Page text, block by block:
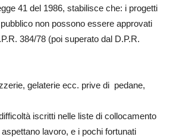
41 del 1986, stabilisce che: i progetti
non possono essere approvati
384/78 (poi superato dal D.P.R.
gelaterie ecc. prive di pedane,
iscritti nelle liste di collocamento
lavoro, e i pochi fortunati